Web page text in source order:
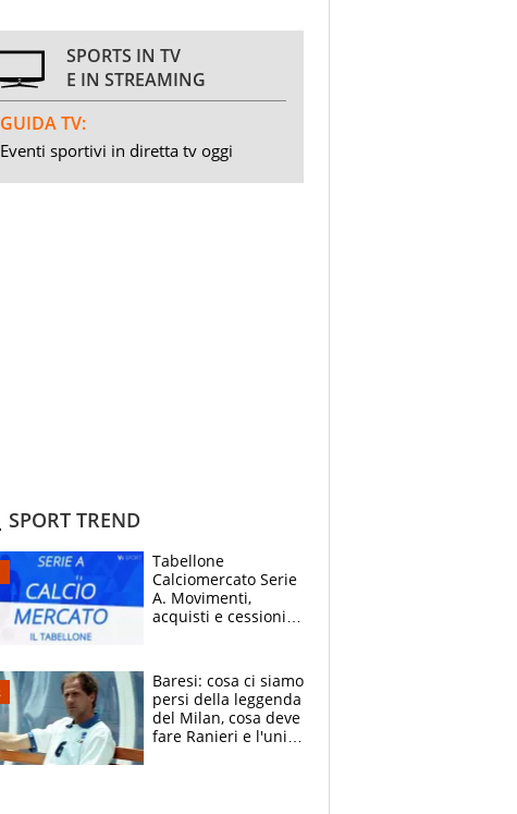
SPORTS IN TV
E IN STREAMING
GUIDA TV:
Eventi sportivi in diretta tv oggi
SPORT TREND
Tabellone
Calciomercato Serie
A. Movimenti,
acquisti e cessioni:
Baresi: cosa ci siamo
persi della leggenda
del Milan, cosa deve
fare Ranieri e l'unico